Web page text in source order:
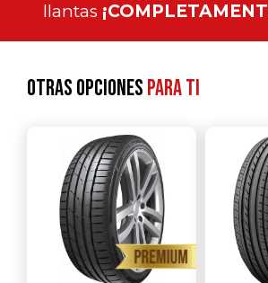
llantas
Otras opcionespara ti